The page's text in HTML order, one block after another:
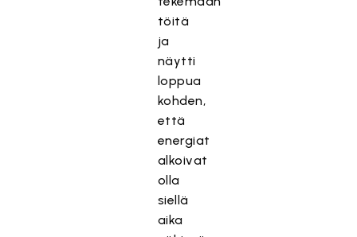
töitä
ja
näytti
loppua
kohden,
että
energiat
alkoivat
olla
siellä
aika
T
m
i
s
ä
l
t
ö
T
ä
m
ä
s
t
T
ä
m
ä
s
i
s
ä